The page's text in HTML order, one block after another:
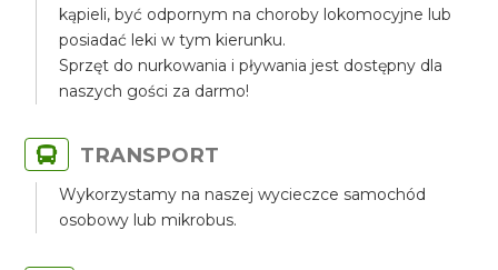
kąpieli, być odpornym na choroby lokomocyjne lub
posiadać leki w tym kierunku.
Sprzęt do nurkowania i pływania jest dostępny dla
naszych gości za darmo!
TRANSPORT
Wykorzystamy na naszej wycieczce samochód
osobowy lub mikrobus.